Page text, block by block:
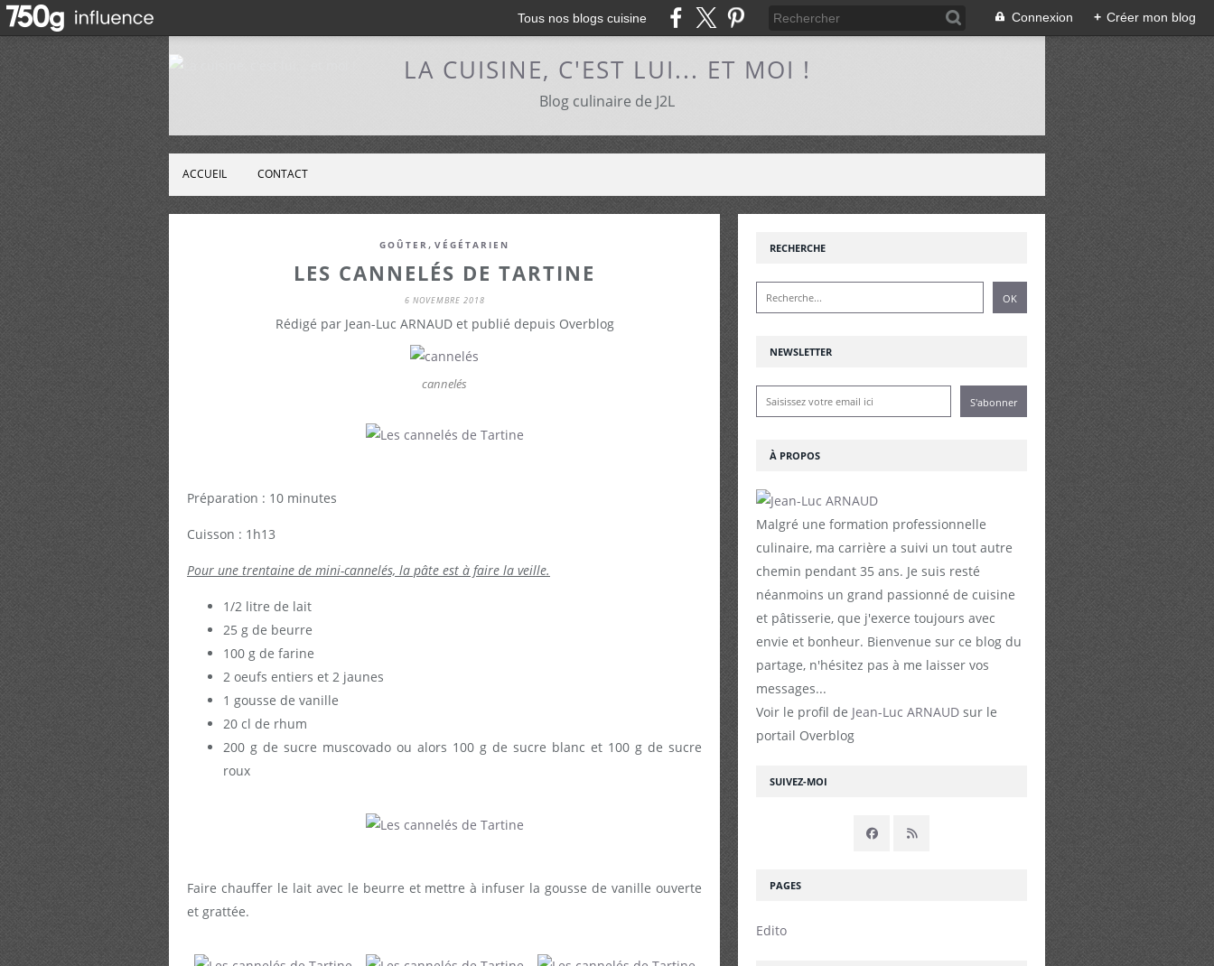
Tous nos blogs cuisine Connexion + Créer mon blog
LA CUISINE, C'EST LUI... ET MOI !
Blog culinaire de J2L
ACCUEIL CONTACT
GOÛTER, VÉGÉTARIEN
LES CANNELÉS DE TARTINE
6 NOVEMBRE 2018
Rédigé par Jean-Luc ARNAUD et publié depuis Overblog
cannelés
Préparation : 10 minutes
Cuisson : 1h13
Pour une trentaine de mini-cannelés, la pâte est à faire la veille.
1/2 litre de lait
25 g de beurre
100 g de farine
2 oeufs entiers et 2 jaunes
1 gousse de vanille
20 cl de rhum
200 g de sucre muscovado ou alors 100 g de sucre blanc et 100 g de sucre
roux
Faire chauffer le lait avec le beurre et mettre à infuser la gousse de vanille ouverte
et grattée.
NEWSLETTER
SUIVEZ-MOI
RECHERCHE
À PROPOS
Malgré une formation professionnelle
culinaire, ma carrière a suivi un tout autre
chemin pendant 35 ans. Je suis resté
néanmoins un grand passionné de cuisine
et pâtisserie, que j'exerce toujours avec
envie et bonheur. Bienvenue sur ce blog du
partage, n'hésitez pas à me laisser vos
messages...
Voir le profil de Jean-Luc ARNAUD sur le
portail Overblog
PAGES
Edito